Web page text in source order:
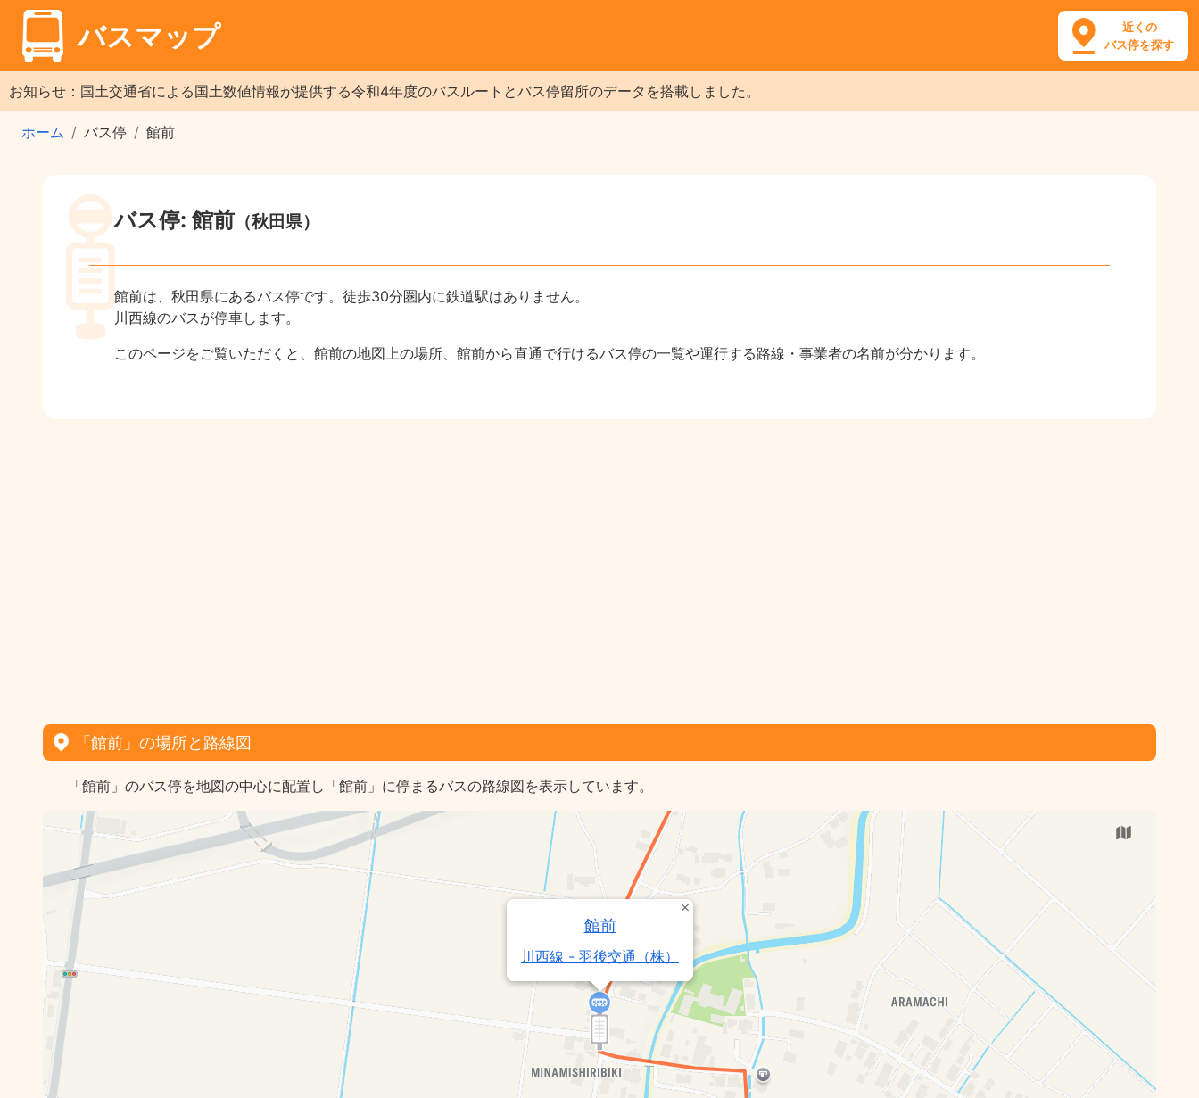
バスマップ
近くの
バス停を探す
お知らせ：国土交通省による国土数値情報が提供する令和4年度のバスルートとバス停留所のデータを搭載しました。
ホーム バス停 館前
バス停: 館前 （秋田県）
館前は、秋田県にあるバス停です。徒歩30分圏内に鉄道駅はありません。
川西線のバスが停車します。
このページをご覧いただくと、館前の地図上の場所、館前から直通で行けるバス停の一覧や運行する路線・事業者の名前が分かります。
「館前」の場所と路線図
「館前」のバス停を地図の中心に配置し「館前」に停まるバスの路線図を表示しています。
館前
川西線 - 羽後交通（株）